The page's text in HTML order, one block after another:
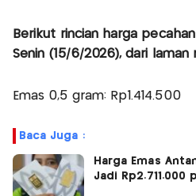
Berikut rincian harga
Senin (15/6/2026), dari laman
Emas 0,5 gram: Rp1.414.500
Baca Juga :
Harga Emas
Jadi Rp2.711.000